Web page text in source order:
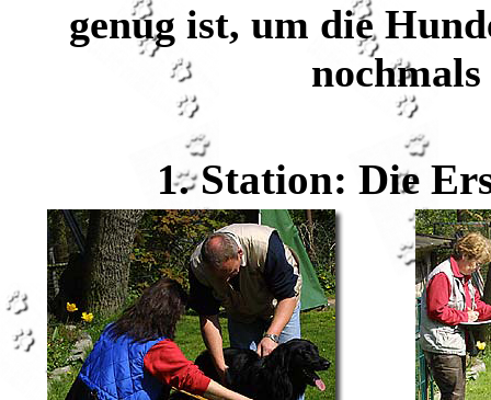
genug ist, um die
1. Station: Die